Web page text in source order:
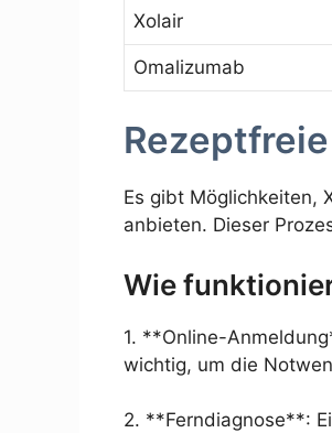
Xolair
Omalizumab
Es gibt Möglichkeiten,
anbieten. Dieser
Wie
1. **Online-
wichtig, um die
2. **Ferndiagnose**: